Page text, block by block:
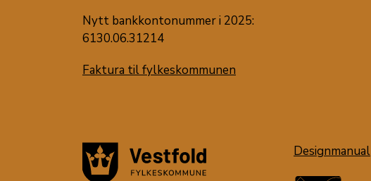
Nytt bankkontonummer i 2025:
6130.06.31214
Faktura til fylkeskommunen
Designmanual